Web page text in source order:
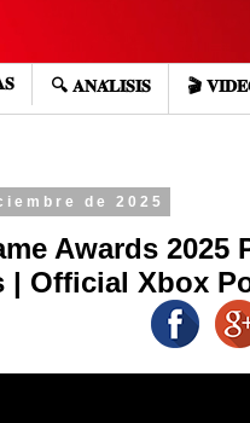
🔍 𝐀𝐍𝐀́𝐋𝐈𝐒𝐈𝐒 🎬
de 2025
Awards 2025
| Official Xbox